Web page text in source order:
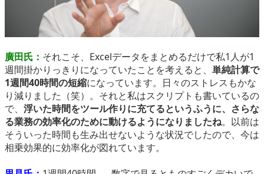
廣田氏： それこそ、Excelデータをまとめるだけで私1人が1
週間掛かりっきりになっていたことを考えると、 単純計算で
1週間40時間の短縮になっています。日々のストレスもかな
り減りました（笑）。それと私はスクリプトも書いているの
で、 浮いた時間をツール作りに充てるというふうに、さらな
る業務の効率化のために動けるようになりましたね。以前は
そういった時間も生み出せないような状況でしたので、今は
相乗効果的に効率化が図れています。